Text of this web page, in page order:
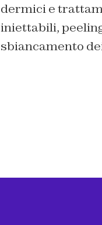
dermici e
iniettabili,
sbiancamento